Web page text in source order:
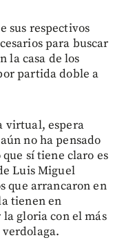
sus respectivos
para buscar
la casa de los
partida doble a
virtual, espera
no ha pensado
sí tiene claro es
Luis Miguel
que arrancaron en
tienen en
gloria con el más